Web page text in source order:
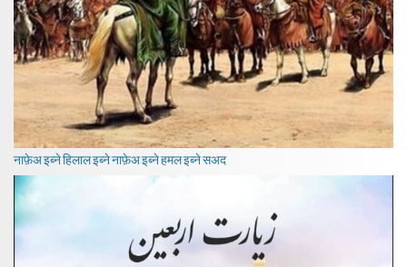
नाफ़ेअ इब्ने हिलाल इब्ने नाफ़ेअ इब्ने हमल इब्ने सअद